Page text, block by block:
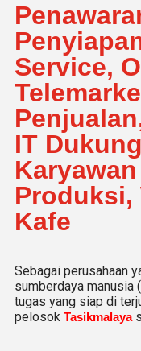
Service,
IT
Produksi,
Kafe
Sebagai perusahaan
sumberdaya manusia
tugas yang siap di
pelosok Tasikmalaya